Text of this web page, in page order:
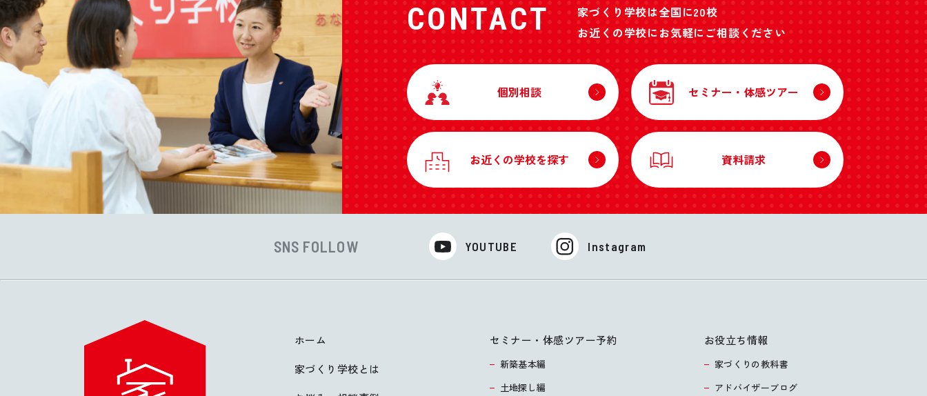
CONTACT
家づくり学校は全国に20校
お近くの学校にお気軽にご相談ください
個別相談 セミナー・体感ツアー
お近くの学校を探す 資料請求
SNS FOLLOW YOUTUBE Instagram
ホーム
家づくり学校とは
セミナー・体感ツアー予約
新築基本編
土地探し編
お役立ち情報
家づくりの教科書
アドバイザーブログ